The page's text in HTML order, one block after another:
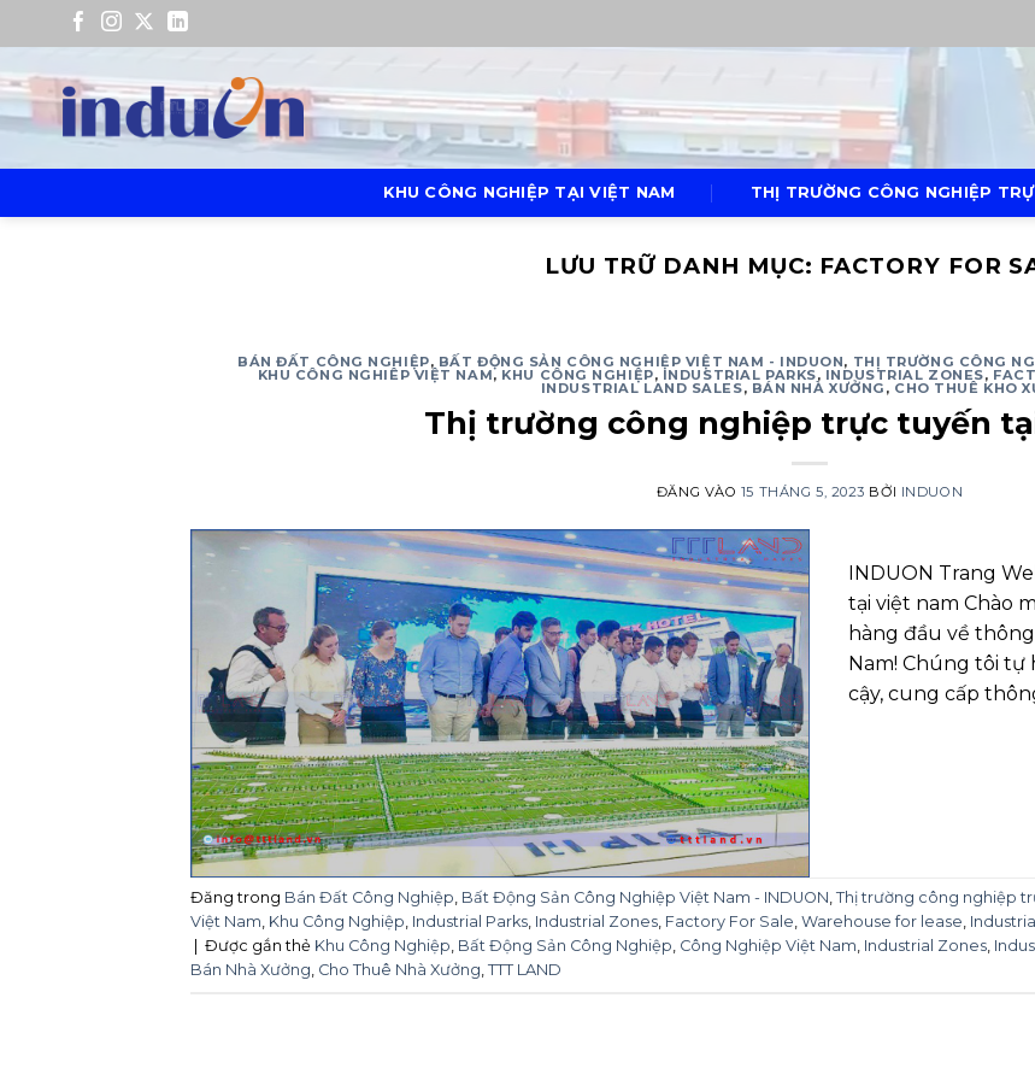
qua
nội
dung
KHU CÔNG NGHIỆP TẠI VIỆT NAM THỊ TRƯỜNG CÔNG NGHIỆP
LƯU TRỮ DANH MỤC: FACTORY FOR
BÁN ĐẤT CÔNG NGHIỆP, BẤT ĐỘNG SẢN CÔNG NGHIỆP VIỆT NAM - INDUON, THỊ TRƯỜNG CÔNG
KHU CÔNG NGHIÊP VIỆT NAM, KHU CÔNG NGHIỆP, INDUSTRIAL PARKS, INDUSTRIAL ZONES,
INDUSTRIAL LAND SALES, BÁN NHÀ XƯỞNG , CHO THUÊ KHO
Thị trường công nghiệp trực tuyến
ĐĂNG VÀO 15 THÁNG 5, 2023 BỞI INDUON
INDUON Trang
tại việt nam Chào
hàng đầu về
Nam! Chúng tôi
cậy, cung cấp
Đăng trong Bán Đất Công Nghiệp, Bất Động Sản Công Nghiệp Việt Nam - INDUON, Thị trường công nghiệp
Việt Nam, Khu Công Nghiệp, Industrial Parks, Industrial Zones, Factory For Sale, Warehouse for lease,
Được gắn thẻ Khu Công Nghiệp, Bất Động Sản Công Nghiệp, Công Nghiệp Việt Nam, Industrial Zones,
Bán Nhà Xưởng, Cho Thuê Nhà Xưởng, TTT LAND